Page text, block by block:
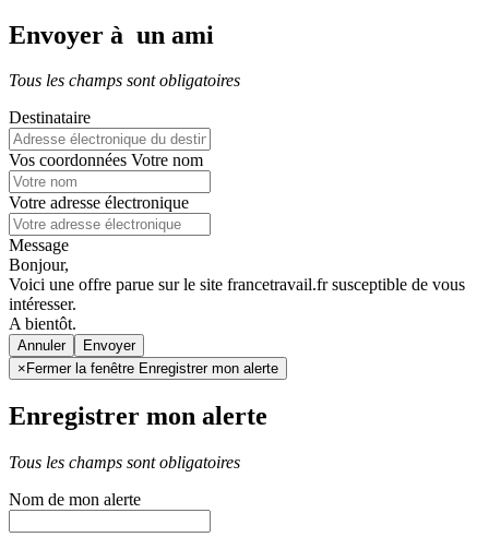
Envoyer à un ami
Tous les champs sont obligatoires
Destinataire
Vos coordonnées Votre nom
Votre adresse électronique
Message
Bonjour,
Voici une offre parue sur le site francetravail.fr susceptible de vous
intéresser.
A bientôt.
Annuler
× Fermer la fenêtre Enregistrer mon alerte
Enregistrer mon alerte
Tous les champs sont obligatoires
Nom de mon alerte